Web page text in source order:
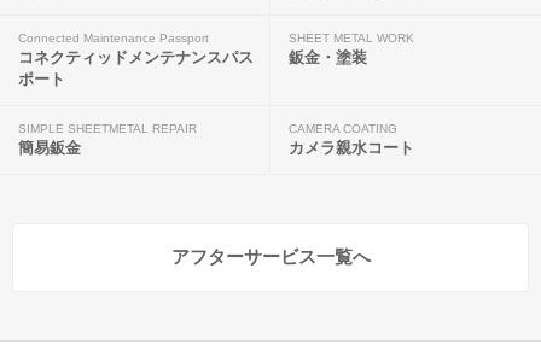
Connected Maintenance Passport
コネクティッドメンテナンスパス
ポート
SHEET METAL WORK
鈑金・塗装
SIMPLE SHEETMETAL REPAIR
簡易鈑金
CAMERA COATING
カメラ親水コート
アフターサービス一覧へ